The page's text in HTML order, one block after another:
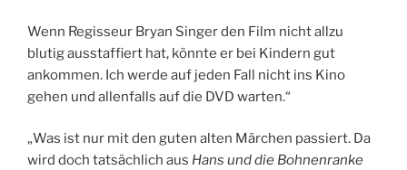
Wenn Regisseur Bryan Singer den Film nicht allzu
blutig ausstaffiert hat, könnte er bei Kindern gut
ankommen. Ich werde auf jeden Fall nicht ins Kino
gehen und allenfalls auf die DVD warten.“
„Was ist nur mit den guten alten Märchen passiert. Da
wird doch tatsächlich aus Hans und die Bohnenranke